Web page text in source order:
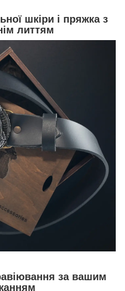
шкіри і пряжка з
литтям
за вашим